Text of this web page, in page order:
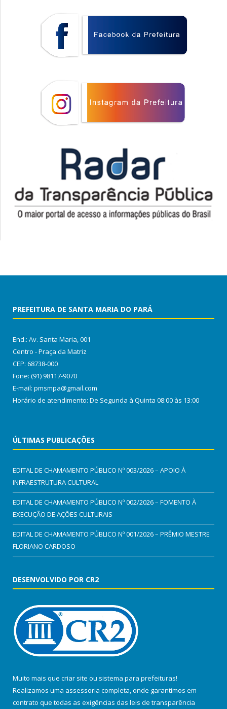
PREFEITURA DE SANTA MARIA DO PARÁ
End.: Av. Santa Maria, 001
Centro - Praça da Matriz
CEP: 68738-000
Fone: (91) 98117-9070
E-mail: pmsmpa@gmail.com
Horário de atendimento: De Segunda à Quinta 08:00 às 13:00
ÚLTIMAS PUBLICAÇÕES
EDITAL DE CHAMAMENTO PÚBLICO Nº 003/2026 – APOIO À
INFRAESTRUTURA CULTURAL
EDITAL DE CHAMAMENTO PÚBLICO Nº 002/2026 – FOMENTO À
EXECUÇÃO DE AÇÕES CULTURAIS
EDITAL DE CHAMAMENTO PÚBLICO Nº 001/2026 – PRÊMIO MESTRE
FLORIANO CARDOSO
DESENVOLVIDO POR CR2
Muito mais que criar site ou sistema para prefeituras!
Realizamos uma assessoria completa, onde garantimos em
contrato que todas as exigências das leis de transparência